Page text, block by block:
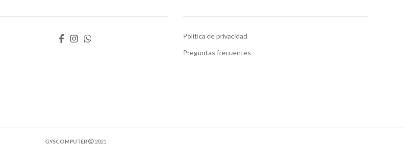
Política de privacidad
Preguntas frecuentes
GYSCOMPUTER 2021